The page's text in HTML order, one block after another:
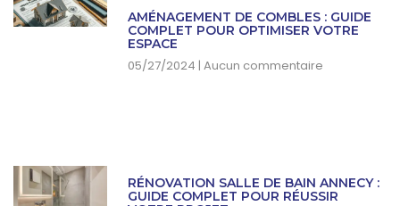
AMÉNAGEMENT DE COMBLES : GUIDE
COMPLET POUR OPTIMISER VOTRE
ESPACE
05/27/2024 Aucun commentaire
RÉNOVATION SALLE DE BAIN ANNECY :
GUIDE COMPLET POUR RÉUSSIR